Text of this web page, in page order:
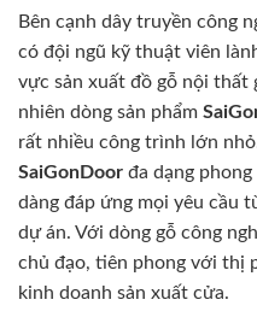
Bên cạnh dây truyền công
có đội ngũ kỹ thuật viên
vực sản xuất đồ gỗ nội thất
nhiên dòng sản phẩm
rất nhiều công trình lớn
SaiGonDoor đa dạng
dàng đáp ứng mọi yêu cầu
dự án. Với dòng gỗ công
chủ đạo, tiên phong với thị
kinh doanh sản xuất cửa.